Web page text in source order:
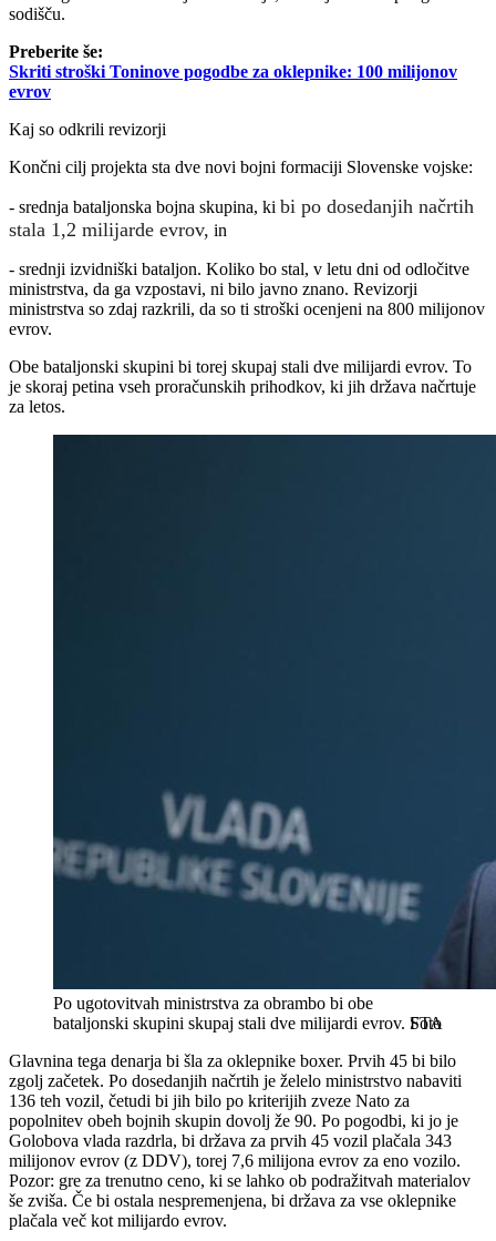
sodišču.
Preberite še:
Skriti stroški Toninove pogodbe za oklepnike: 100 milijonov
evrov
Kaj so odkrili revizorji
Končni cilj projekta sta dve novi bojni formaciji Slovenske vojske:
- srednja bataljonska bojna skupina, ki bi po dosedanjih načrtih
stala 1,2 milijarde evrov, in
- srednji izvidniški bataljon. Koliko bo stal, v letu dni od odločitve
ministrstva, da ga vzpostavi, ni bilo javno znano. Revizorji
ministrstva so zdaj razkrili, da so ti stroški ocenjeni na 800 milijonov
evrov.
Obe bataljonski skupini bi torej skupaj stali dve milijardi evrov. To
je skoraj petina vseh proračunskih prihodkov, ki jih država načrtuje
za letos.
Po ugotovitvah ministrstva za obrambo bi obe
bataljonski skupini skupaj stali dve milijardi evrov. STA
Glavnina tega denarja bi šla za oklepnike boxer. Prvih 45 bi bilo
zgolj začetek. Po dosedanjih načrtih je želelo ministrstvo nabaviti
136 teh vozil, četudi bi jih bilo po kriterijih zveze Nato za
popolnitev obeh bojnih skupin dovolj že 90. Po pogodbi, ki jo je
Golobova vlada razdrla, bi država za prvih 45 vozil plačala 343
milijonov evrov (z DDV), torej 7,6 milijona evrov za eno vozilo.
Pozor: gre za trenutno ceno, ki se lahko ob podražitvah materialov
še zviša. Če bi ostala nespremenjena, bi država za vse oklepnike
plačala več kot milijardo evrov.